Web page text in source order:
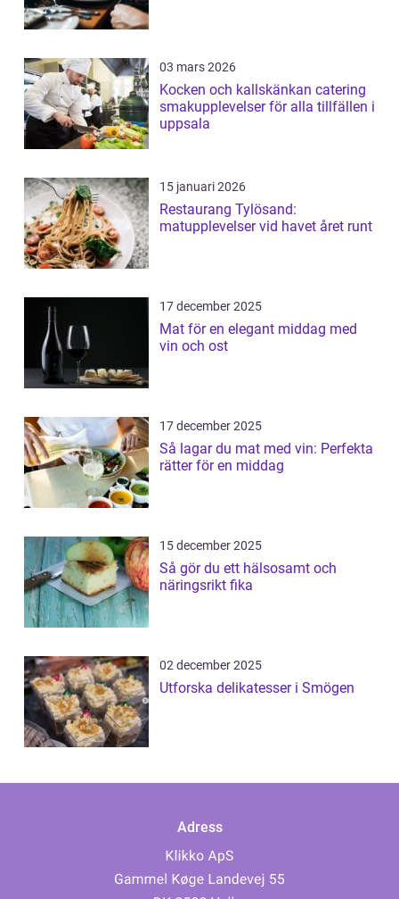
03 mars 2026
Kocken och kallskänkan catering
smakupplevelser för alla tillfällen i
uppsala
15 januari 2026
Restaurang Tylösand:
matupplevelser vid havet året runt
17 december 2025
Mat för en elegant middag med
vin och ost
17 december 2025
Så lagar du mat med vin: Perfekta
rätter för en middag
15 december 2025
Så gör du ett hälsosamt och
näringsrikt fika
02 december 2025
Utforska delikatesser i Smögen
Adress